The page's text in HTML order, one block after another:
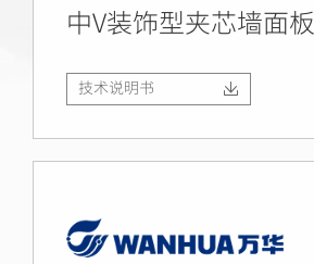
中V装饰型夹芯墙面板
技术说明书